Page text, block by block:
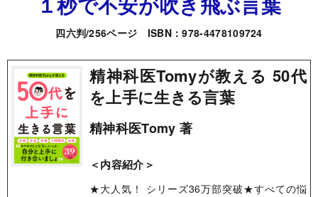
四六判/256ページ ISBN：978-4478109724
精神科医Tomyが教える 50代
を上手に生きる言葉
精神科医Tomy 著
＜内容紹介＞
★大人気！ シリーズ36万部突破★すべての悩